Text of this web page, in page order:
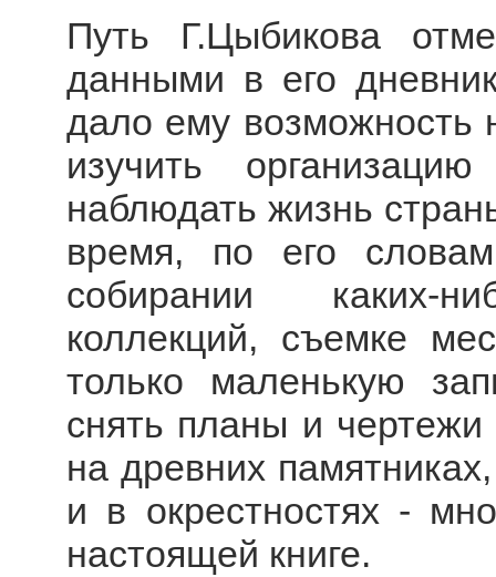
Путь Г.Цыбикова
данными в его
дало ему возможность
изучить
наблюдать жизнь
время, по его
собирании каких-
коллекций, съемке
только маленькую
снять планы и чертежи
на древних
и в окрестностях -
настоящей книге.